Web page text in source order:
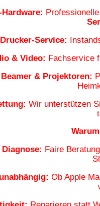
Hardware:
Drucker-Service:
& Video: Fachservice
Beamer & Projektoren:
Wir unterstützen
Faire
Ob Apple